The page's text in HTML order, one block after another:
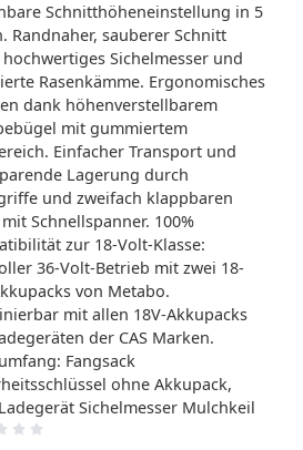
Schnitthöheneinstellung in 5
Randnaher, sauberer Schnitt
Sichelmesser und
Rasenkämme. Ergonomisches
dank höhenverstellbarem
mit gummiertem
Einfacher Transport und
Lagerung durch
und zweifach klappbaren
Schnellspanner. 100%
zur 18-Volt-Klasse:
36-Volt-Betrieb mit zwei 18-
von Metabo.
mit allen 18V-Akkupacks
der CAS Marken.
Fangsack
ohne Akkupack,
Sichelmesser Mulchkeil